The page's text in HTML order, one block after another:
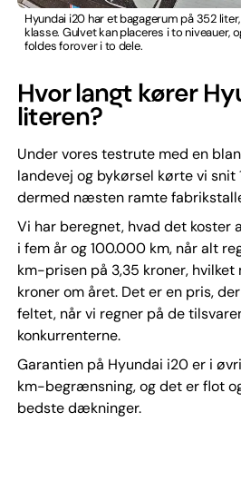
Hyundai i20 har et bagagerum på 352
klasse. Gulvet kan placeres i to niveauer,
foldes forover i to dele.
Hvor langt kører
literen?
Under vores testrute med en
landevej og bykørsel kørte vi snit
dermed næsten ramte
Vi har beregnet, hvad det koster
i fem år og 100.000 km, når alt
km-prisen på 3,35 kroner,
kroner om året. Det er en pris,
feltet, når vi regner på de
konkurrenterne.
Garantien på Hyundai i20 er i
km-begrænsning, og det er flot
bedste dækninger.